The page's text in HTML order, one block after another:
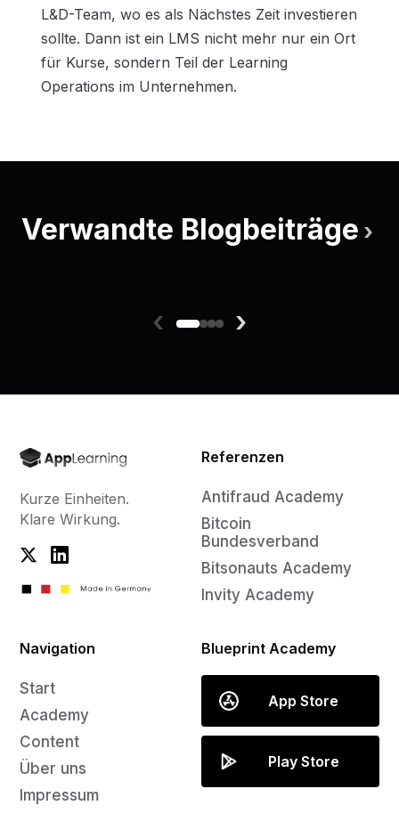
L&D-Team, wo es als Nächstes Zeit investieren
sollte. Dann ist ein LMS nicht mehr nur ein Ort
für Kurse, sondern Teil der Learning
Operations im Unternehmen.
Verwandte Blogbeiträge ›
‹ ›
Kurze Einheiten.
Klare Wirkung.
Referenzen
Antifraud Academy
Bitcoin
Bundesverband
Bitsonauts Academy
Invity Academy
Navigation
Start
Academy
Content
Über uns
Impressum
Blueprint Academy
App Store
Play Store